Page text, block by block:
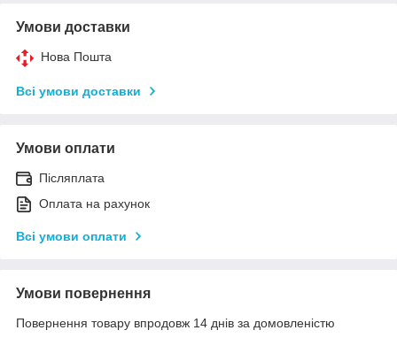
Умови доставки
Нова Пошта
Всі умови доставки
Умови оплати
Післяплата
Оплата на рахунок
Всі умови оплати
Умови повернення
Повернення товару впродовж 14 днів за домовленістю